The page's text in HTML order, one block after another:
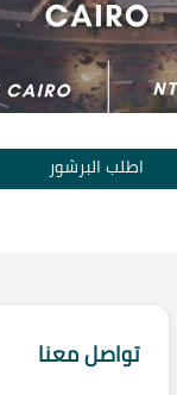
اطلب البرشور
تواصل معنا